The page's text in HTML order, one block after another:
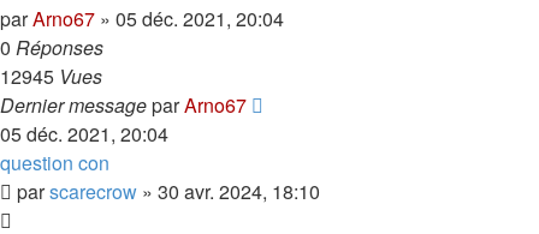
parArno67 » 05 déc. 2021, 20:04
0 Réponses
12945 Vues
Dernier messageparArno67
05 déc. 2021, 20:04
question con
parscarecrow » 30 avr. 2024, 18:10